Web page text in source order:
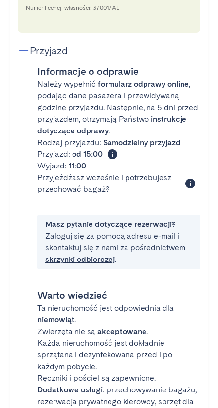
Numer licencji własności: 37001/AL
Przyjazd
Informacje o odprawie
Należy wypełnić formularz odprawy online,
podając dane pasażera i przewidywaną
godzinę przyjazdu. Następnie, na 5 dni przed
przyjazdem, otrzymają Państwo instrukcje
dotyczące odprawy.
Rodzaj przyjazdu: Samodzielny przyjazd
Przyjazd: od 15:00
Wyjazd: 11:00
Przyjeżdżasz wcześnie i potrzebujesz
przechować bagaż?
Masz pytanie dotyczące rezerwacji?
Zaloguj się za pomocą adresu e-mail i
skontaktuj się z nami za pośrednictwem
skrzynki odbiorczej.
Warto wiedzieć
Ta nieruchomość jest odpowiednia dla
niemowląt.
Zwierzęta nie są akceptowane.
Każda nieruchomość jest dokładnie
sprzątana i dezynfekowana przed i po
każdym pobycie.
Ręczniki i pościel są zapewnione.
Dodatkowe usługi: przechowywanie bagażu,
rezerwacja prywatnego kierowcy, sprzęt dla